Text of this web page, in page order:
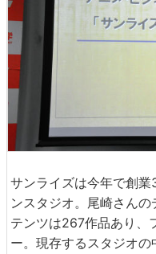
サンライズは今年で創
ンスタジオ。尾崎さん
テンツは267作品あり、
ー。現存するスタジオの